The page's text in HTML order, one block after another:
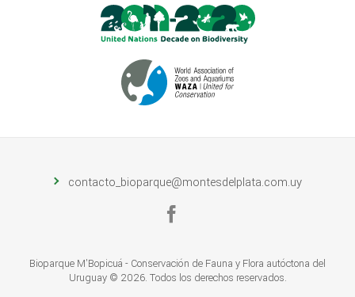
contacto_bioparque@montesdelplata.com.uy
Bioparque M'Bopicuá - Conservación de Fauna y Flora autóctona del
Uruguay © 2026. Todos los derechos reservados.